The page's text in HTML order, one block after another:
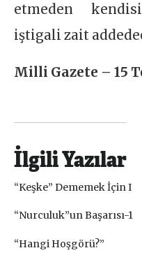
etmeden
iştigali zait
Milli Gazete – 15
İlgili Yazılar
“Keşke” Dememek İçin I
“Nurculuk”un Başarısı-1
“Hangi Hoşgörü?”